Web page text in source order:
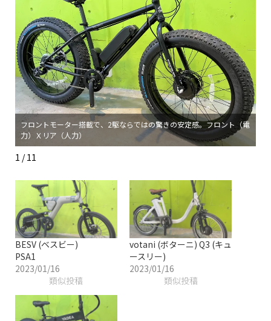
フロントモーター搭載で、2駆ならではの驚きの安定感。フロント（電
力）Ｘリア（人力）
1 / 11
BESV (ベスビー)
PSA1
2023/01/16
類似投稿
votani (ボターニ) Q3 (キュ
ースリー)
2023/01/16
類似投稿